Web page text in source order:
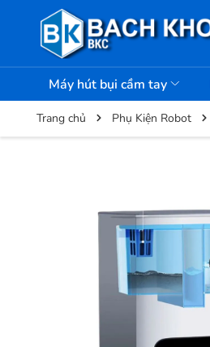
Máy hút bụi cầm tay
Trang chủ Phụ Kiện Robot